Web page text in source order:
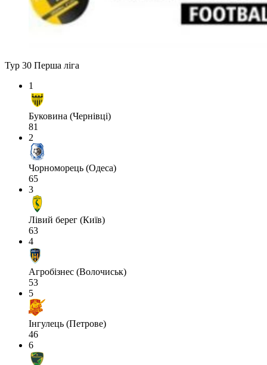
Тур 30 Перша ліга
1
Буковина (Чернівці)
81
2
Чорноморець (Одеса)
65
3
Лівий берег (Київ)
63
4
Агробізнес (Волочиськ)
53
5
Інгулець (Петрове)
46
6